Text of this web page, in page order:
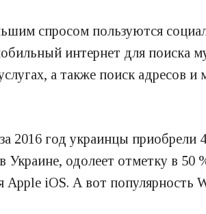
спросом пользуются
интернет для поиска
а также поиск адресов и
2016 год украинцы приобрели
Украине, одолеет отметку в 50
Apple iOS. А вот популярность